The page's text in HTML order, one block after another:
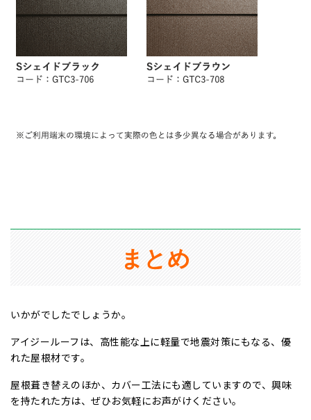
まとめ
いかがでしたでしょうか。
アイジールーフは、高性能な上に軽量で地震対策にもなる、優
れた屋根材です。
屋根葺き替えのほか、カバー工法にも適していますので、興味
を持たれた方は、ぜひお気軽にお声がけください。